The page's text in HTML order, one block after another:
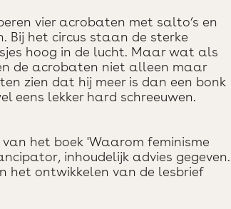
vier acrobaten met salto’s en
Bij het circus staan de sterke
hoog in de lucht. Maar wat als
de acrobaten niet alleen maar
zien dat hij meer is dan een bonk
eens lekker hard schreeuwen.
van het boek 'Waarom feminisme
inhoudelijk advies gegeven.
het ontwikkelen van de lesbrief